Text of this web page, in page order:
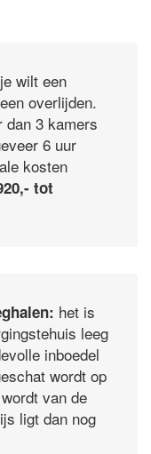
je wilt een
overlijden.
dan 3 kamers
6 uur
kosten
tot
het is
leeg
inboedel
wordt op
van de
ligt dan nog